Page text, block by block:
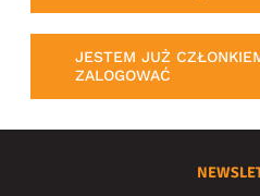
JESTEM JUŻ
ZALOGOWAĆ